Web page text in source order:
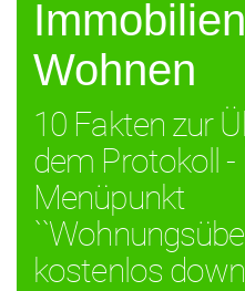
Wohnen
10 Fakten zur
dem Protokoll -
Menüpunkt
kostenlos